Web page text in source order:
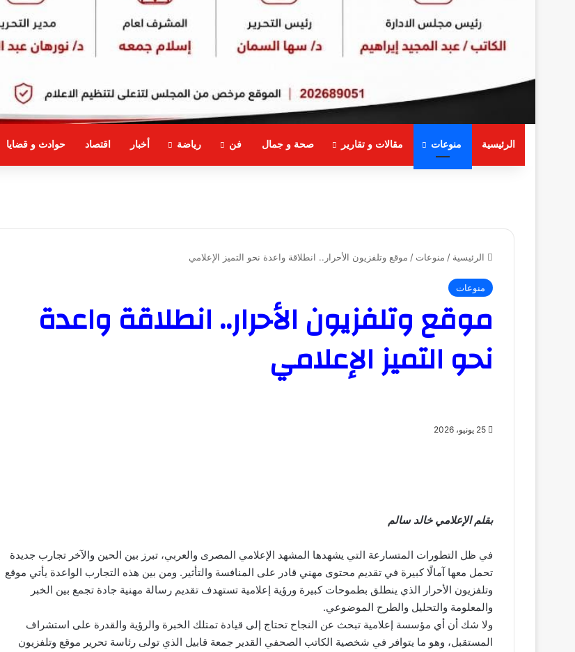
الرئيسية منوعات مقالات و تقارير صحة و جمال فن رياضة أخبار اقتصاد حوادث و قضايا
الرئيسية / منوعات / موقع وتلفزيون الأحرار.. انطلاقة واعدة نحو التميز الإعلامي
منوعات
موقع وتلفزيون الأحرار.. انطلاقة واعدة
نحو التميز الإعلامي
25 يونيو، 2026
بقلم الإعلامي خالد سالم
في ظل التطورات المتسارعة التي يشهدها المشهد الإعلامي المصرى والعربي، تبرز بين الحين والآخر تجارب جديدة
تحمل معها آمالًا كبيرة في تقديم محتوى مهني قادر على المنافسة والتأثير. ومن بين هذه التجارب الواعدة يأتي موقع
وتلفزيون الأحرار الذي ينطلق بطموحات كبيرة ورؤية إعلامية تستهدف تقديم رسالة مهنية جادة تجمع بين الخبر
والمعلومة والتحليل والطرح الموضوعي.
ولا شك أن أي مؤسسة إعلامية تبحث عن النجاح تحتاج إلى قيادة تمتلك الخبرة والرؤية والقدرة على استشراف
المستقبل، وهو ما يتوافر في شخصية الكاتب الصحفي القدير جمعة قابيل الذي تولى رئاسة تحرير موقع وتلفزيون